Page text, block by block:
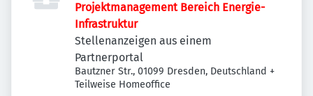
Projektmanagement Bereich Energie-
Infrastruktur
Stellenanzeigen aus einem
Partnerportal
Bautzner Str., 01099 Dresden, Deutschland +
Teilweise Homeoffice